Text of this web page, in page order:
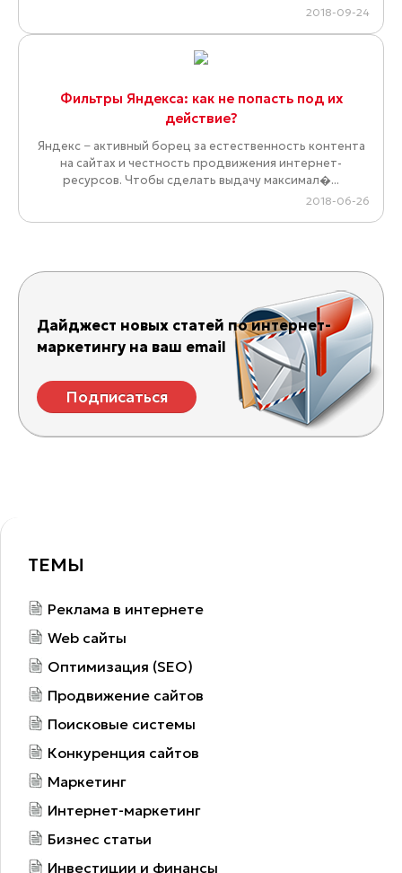
2018-09-24
Фильтры Яндекса: как не попасть под их
действие?
Яндекс − активный борец за естественность контента
на сайтах и честность продвижения интернет-
ресурсов. Чтобы сделать выдачу максимал�...
2018-06-26
Дайджест новых статей по интернет-
маркетингу на ваш email
Подписаться
ТЕМЫ
Реклама в интернете
Web сайты
Оптимизация (SEO)
Продвижение сайтов
Поисковые системы
Конкуренция сайтов
Маркетинг
Интернет-маркетинг
Бизнес статьи
Инвестиции и финансы